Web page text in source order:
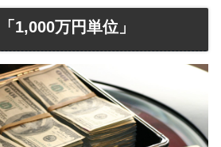
1,000万円単位」